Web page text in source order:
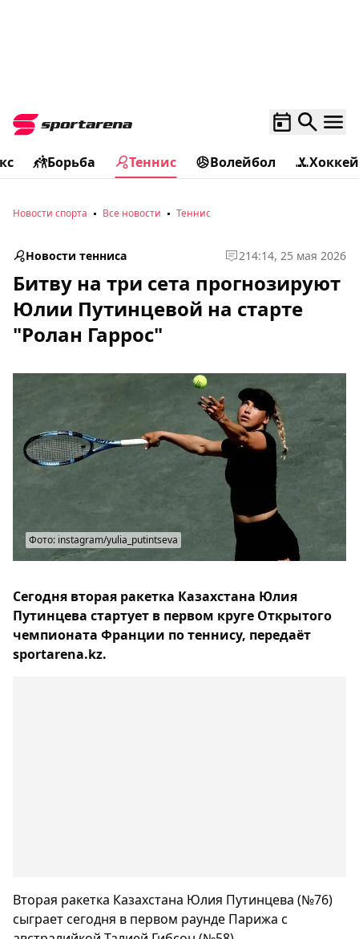
Борьба Теннис Волейбол Хоккей
Новости спорта Все новости Теннис
Новости тенниса 214:14, 25 мая 2026
Битву на три сета прогнозируют
Юлии Путинцевой на старте
"Ролан Гаррос"
Фото: instagram/yulia_putintseva
Сегодня вторая ракетка Казахстана Юлия
Путинцева стартует в первом круге Открытого
чемпионата Франции по теннису, передаёт
sportarena.kz.
Вторая ракетка Казахстана Юлия Путинцева (№76)
сыграет сегодня в первом раунде Парижа с